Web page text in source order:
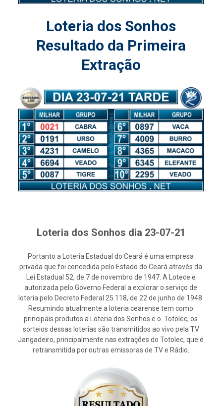
Loteria dos Sonhos
Resultado da Primeira
Extração
Loteria dos Sonhos dia 23-07-21
Portanto a Loteria Estadual do Ceará é uma empresa
privada que foi concedida pelo Estado do Ceará através da
Lei Estadual 52, de 7 de novembro de 1947. A Lotece e
autorizada pelo Governo Federal a explorar o serviço de
loteria pelo Decreto Federal 25.118, de 22 de junho de 1948.
Resumindo atualmente a loteria cearense tem como
principais produtos a Loteria dos Sonhos e o Totolec, os
sorteios dessas loterias são transmitidos ao vivo pela TV
Jangadeiro, principalmente nas extrações do Totolec, que é
retransmitida por outras emissoras de TV e Rádio.